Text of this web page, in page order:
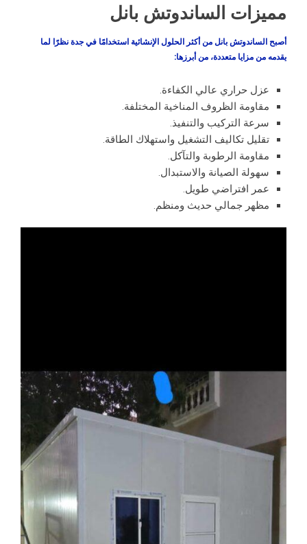
مميزات الساندوتش بانل
أصبح الساندوتش بانل من أكثر الحلول الإنشائية استخدامًا في جدة نظرًا لما
يقدمه من مزايا متعددة، من أبرزها:
عزل حراري عالي الكفاءة.
مقاومة الظروف المناخية المختلفة.
سرعة التركيب والتنفيذ.
تقليل تكاليف التشغيل واستهلاك الطاقة.
مقاومة الرطوبة والتآكل.
سهولة الصيانة والاستبدال.
عمر افتراضي طويل.
مظهر جمالي حديث ومنظم.